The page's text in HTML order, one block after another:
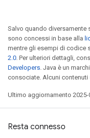
Salvo quando
sono concessi in base alla
mentre gli esempi di codice
2.0. Per ulteriori dettagli,
Developers. Java è un
consociate. Alcuni
Ultimo aggiornamento 2025-
Resta connesso